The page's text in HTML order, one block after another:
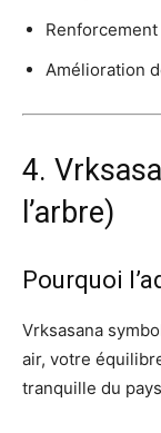
Amélioration
4.
l’arbre)
Pourquoi
Vrksasana
air, votre
tranquille du